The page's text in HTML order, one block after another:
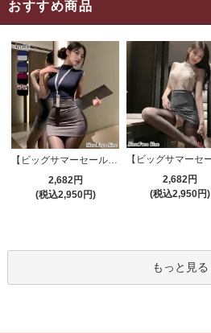
おすすめ商品
【ビッグサマーセール対象品】セクシーコスプレ(SEXYCOSPLAY) 4421
2,682円
(税込2,950円)
2,682円
(税込2,950円)
もっと見る